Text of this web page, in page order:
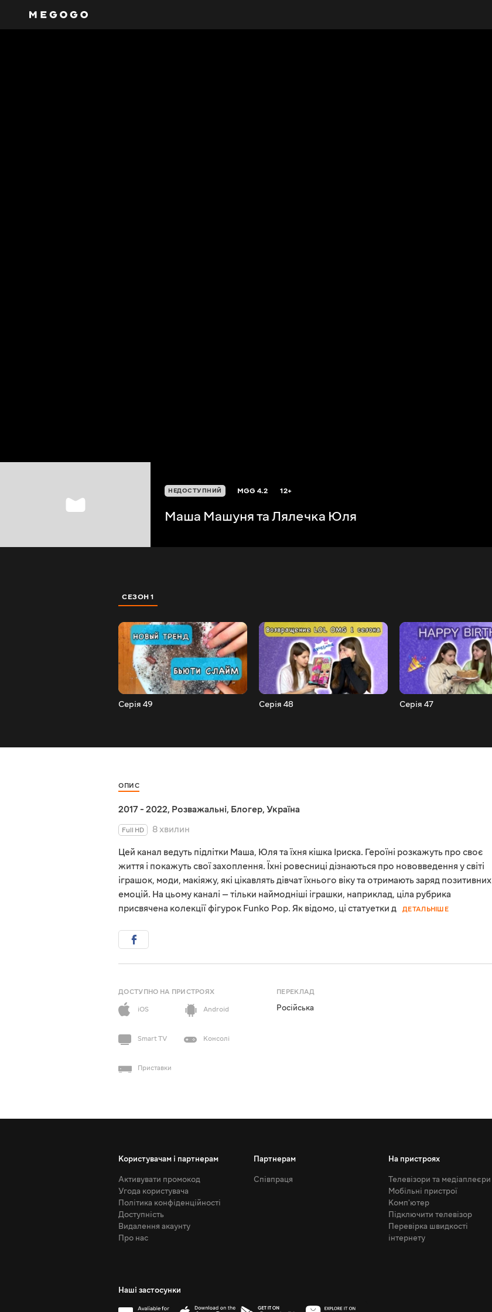
НЕДОСТУПНИЙ MGG4.2 12+
Маша Машуня та Лялечка Юля
СЕЗОН 1
Серія 49 Серія 48 Серія 47
ОПИС
2017 - 2022, Розважальні, Блогер, Україна
Full HD
8 хвилин
Цей канал ведуть підлітки Маша, Юля та їхня кішка Іриска. Героїні розкажуть про своє
життя і покажуть свої захоплення. Їхні ровесниці дізнаються про нововведення у світі
іграшок, моди, макіяжу, які цікавлять дівчат їхнього віку та отримають заряд позитивних
емоцій. На цьому каналі — тільки наймодніші іграшки, наприклад, ціла рубрика
присвячена колекції фігурок Funko Pop. Як відомо, ці статуетки д
ДЕТАЛЬНІШЕ
ДОСТУПНО НА ПРИСТРОЯХ
iOS
Android
Smart TV Консолі
Приставки
ПЕРЕКЛАД
Російська
Користувачам і партнерам
Активувати промокод
Угода користувача
Політика конфіденційності
Доступність
Видалення акаунту
Про нас
Партнерам
Співпраця
На пристроях
Телевізори та медіаплеєри
Мобільні пристрої
Комп'ютер
Підключити телевізор
Перевірка швидкості
інтернету
Наші застосунки